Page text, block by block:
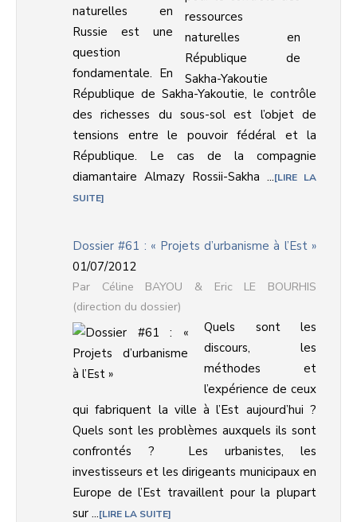
naturelles en
Russie est une
question
fondamentale. En
République de Sakha-Yakoutie, le contrôle
des richesses du sous-sol est l’objet de
tensions entre le pouvoir fédéral et la
République. Le cas de la compagnie
diamantaire Almazy Rossii-Sakha ... LIRE LA
SUITE
Dossier #61 : « Projets d’urbanisme à l’Est »
01/07/2012
Céline BAYOU & Eric LE BOURHIS
(direction du dossier)
Quels sont les
discours, les
méthodes et
l’expérience de ceux
qui fabriquent la ville à l’Est aujourd’hui ?
Quels sont les problèmes auxquels ils sont
confrontés ? Les urbanistes, les
investisseurs et les dirigeants municipaux en
Europe de l’Est travaillent pour la plupart
sur ... LIRE LA SUITE